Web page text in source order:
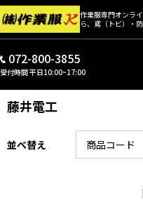
作業服専門オンラ
ら、鳶（トビ）・
072-800-3855
受付時間 平日10:00~17:00
藤井電工
並べ替え